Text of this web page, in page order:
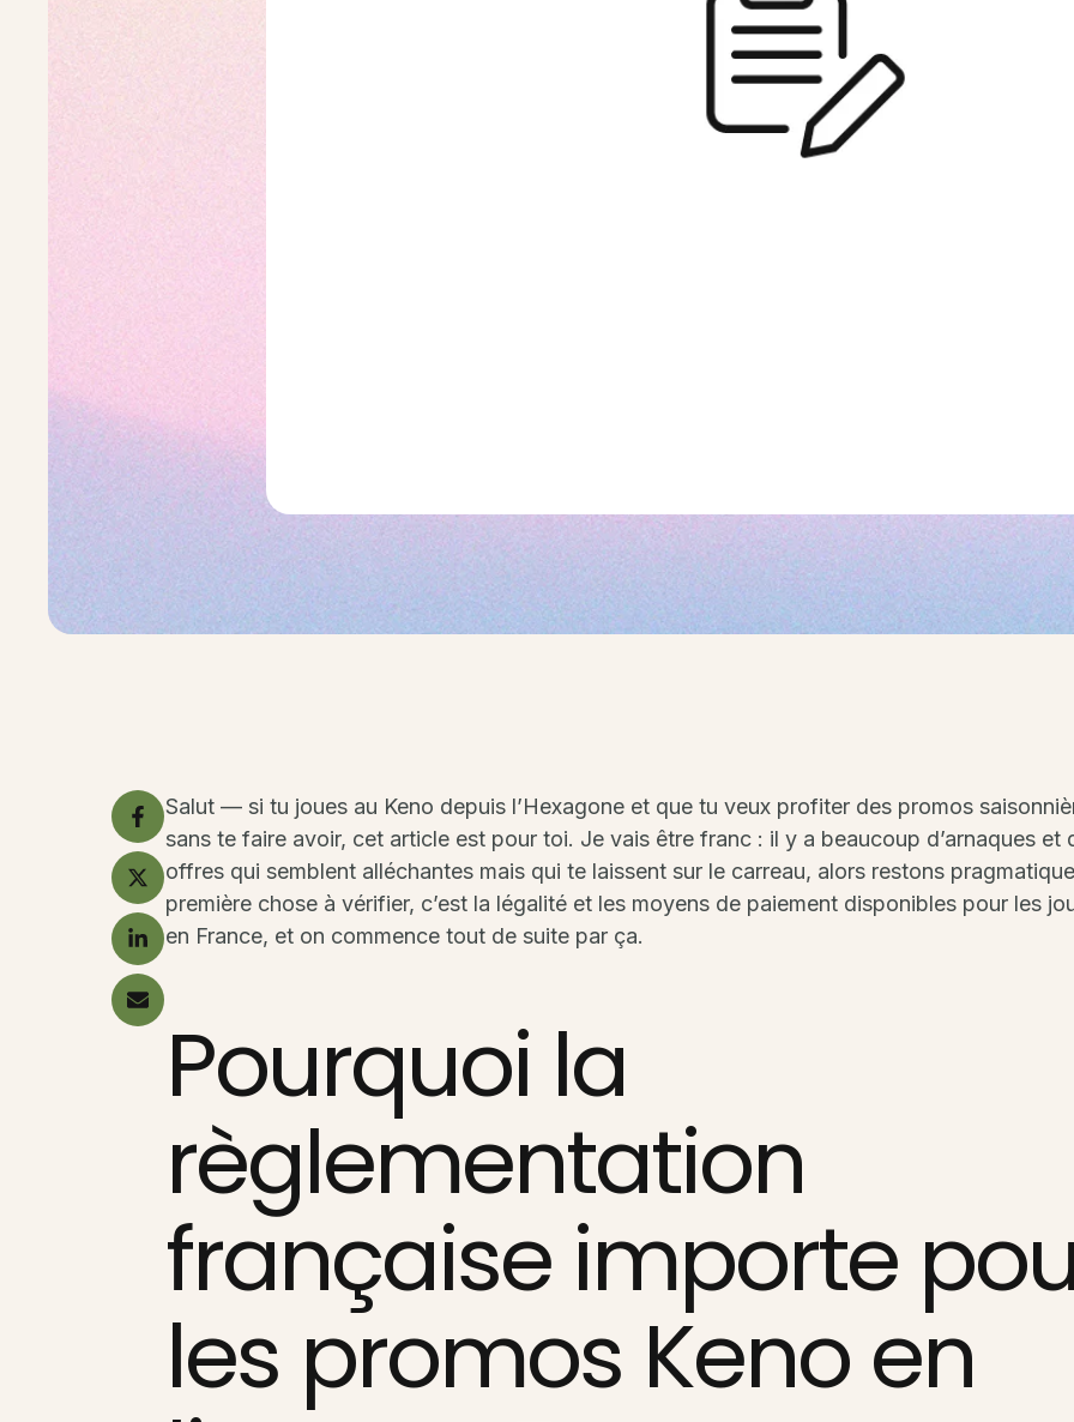
Salut — si tu joues au Keno depuis l’Hexagone et que tu veux profiter des promos
sans te faire avoir, cet article est pour toi. Je vais être franc : il y a beaucoup d’arnaques et
offres qui semblent alléchantes mais qui te laissent sur le carreau, alors restons
première chose à vérifier, c’est la légalité et les moyens de paiement disponibles pour les
en France, et on commence tout de suite par ça.
Pourquoi la
règlementation
française importe
les promos Keno en